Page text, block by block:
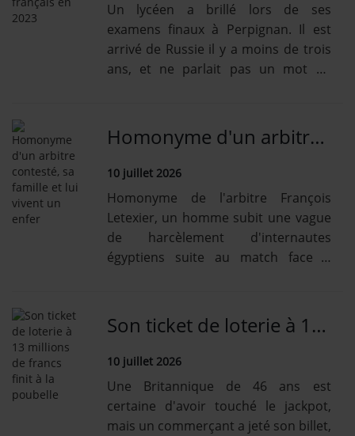
Un lycéen a brillé lors de ses
examens finaux à Perpignan. Il est
arrivé de Russie il y a moins de trois
ans, et ne parlait pas un mot de
Homonyme d'un arbitre contesté, sa famille et lui vivent un enfer
10 juillet 2026
Homonyme de l'arbitre François
Letexier, un homme subit une vague
de harcèlement d'internautes
égyptiens suite au match face à
Son ticket de loterie à 13 millions de francs finit à la poubelle
10 juillet 2026
Une Britannique de 46 ans est
certaine d'avoir touché le jackpot,
mais un commerçant a jeté son billet,